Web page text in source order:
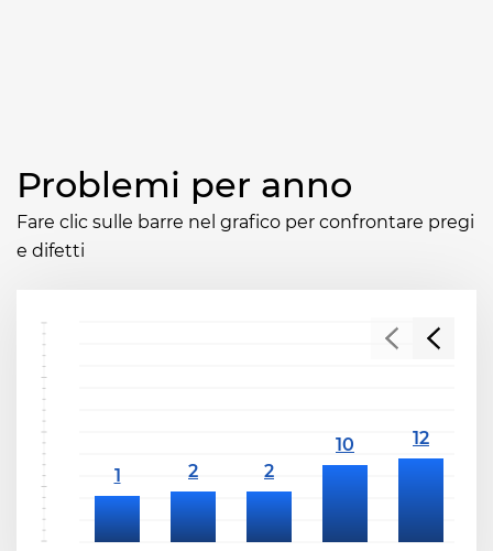
Problemi per anno
Fare clic sulle barre nel grafico per confrontare pregi
e difetti